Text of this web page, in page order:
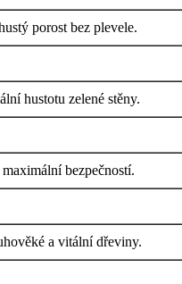
porost bez plevele.
hustotu zelené stěny.
bezpečností.
a vitální dřeviny.